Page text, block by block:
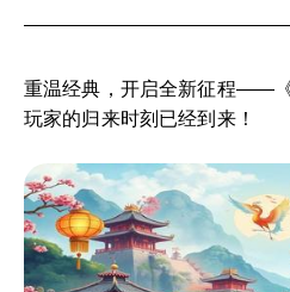
重温经典，开启全新征程——
玩家的归来时刻已经到来！